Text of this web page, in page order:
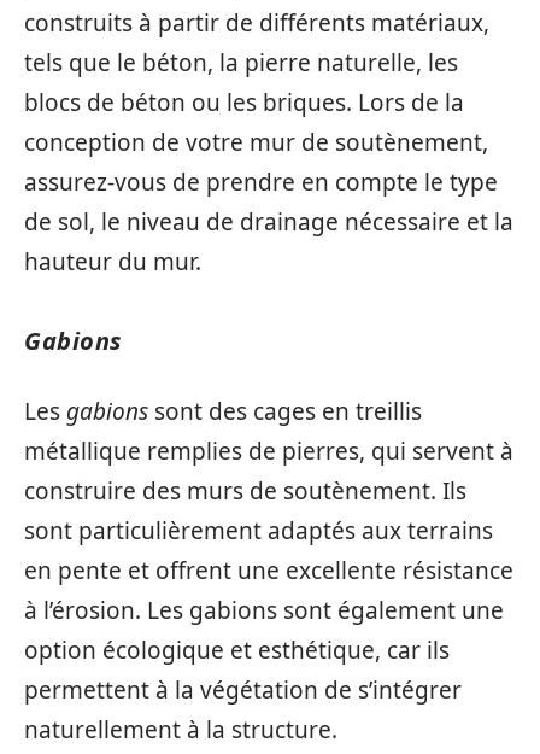
construits à partir de différents matériaux,
tels que le béton, la pierre naturelle, les
blocs de béton ou les briques. Lors de la
conception de votre mur de soutènement,
assurez-vous de prendre en compte le type
de sol, le niveau de drainage nécessaire et la
hauteur du mur.
Gabions
Les gabions sont des cages en treillis
métallique remplies de pierres, qui servent à
construire des murs de soutènement. Ils
sont particulièrement adaptés aux terrains
en pente et offrent une excellente résistance
à l’érosion. Les gabions sont également une
option écologique et esthétique, car ils
permettent à la végétation de s’intégrer
naturellement à la structure.